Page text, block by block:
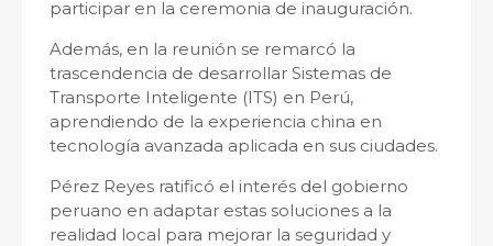
participar en la ceremonia de inauguración.
Además, en la reunión se remarcó la
trascendencia de desarrollar Sistemas de
Transporte Inteligente (ITS) en Perú,
aprendiendo de la experiencia china en
tecnología avanzada aplicada en sus ciudades.
Pérez Reyes ratificó el interés del gobierno
peruano en adaptar estas soluciones a la
realidad local para mejorar la seguridad y